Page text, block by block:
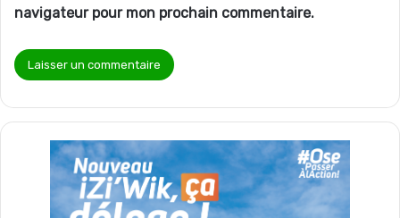
navigateur pour mon prochain commentaire.